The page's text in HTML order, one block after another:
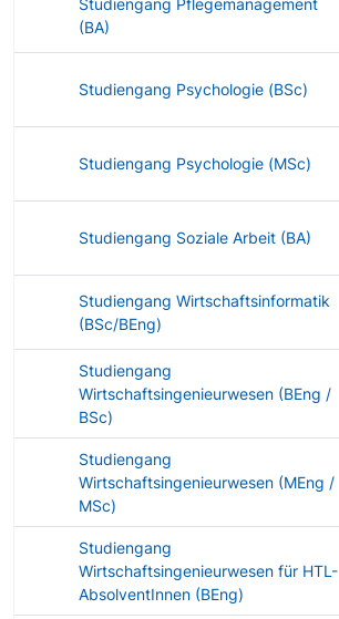
(BA)
Studiengang Psychologie (BSc)
Studiengang Psychologie (MSc)
Studiengang Soziale Arbeit (BA)
Studiengang Wirtschaftsinformatik
(BSc/BEng)
Studiengang
Wirtschaftsingenieurwesen (BEng /
BSc)
Studiengang
Wirtschaftsingenieurwesen (MEng /
MSc)
Studiengang
Wirtschaftsingenieurwesen für HTL-
AbsolventInnen (BEng)